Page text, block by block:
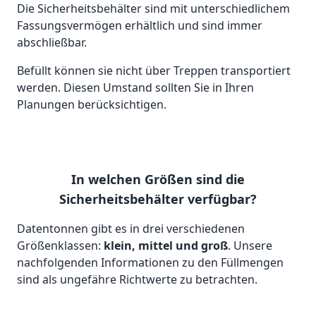
Die Sicherheitsbehälter sind mit unterschiedlichem
Fassungsvermögen erhältlich und sind immer
abschließbar.
Befüllt können sie nicht über Treppen transportiert
werden. Diesen Umstand sollten Sie in Ihren
Planungen berücksichtigen.
In welchen Größen sind die
Sicherheitsbehälter verfügbar?
Datentonnen gibt es in drei verschiedenen
Größenklassen: klein, mittel und groß. Unsere
nachfolgenden Informationen zu den Füllmengen
sind als ungefähre Richtwerte zu betrachten.